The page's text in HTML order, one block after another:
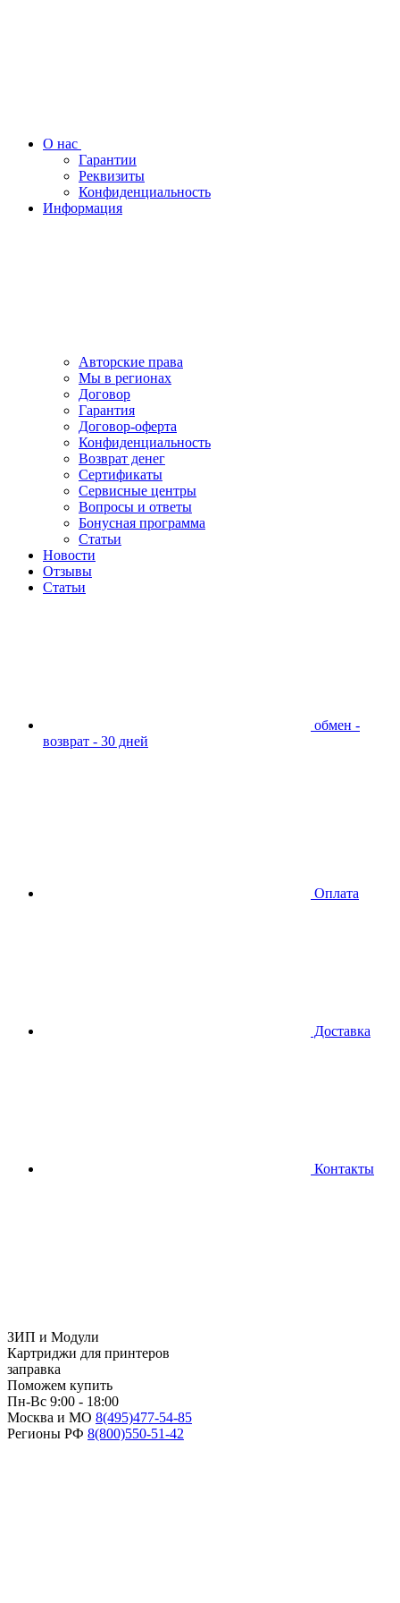
О нас
Гарантии
Реквизиты
Конфиденциальность
Информация
Авторские права
Мы в регионах
Договор
Гарантия
Договор-оферта
Конфиденциальность
Возврат денег
Сертификаты
Сервисные центры
Вопросы и ответы
Бонусная программа
Статьи
Новости
Отзывы
Статьи
обмен -
возврат - 30 дней
Оплата
Доставка
Контакты
ЗИП и Модули
Картриджи для принтеров
заправка
Поможем купить
Пн-Вс 9:00 - 18:00
Москва и МО 8(495)477-54-85
Регионы РФ 8(800)550-51-42